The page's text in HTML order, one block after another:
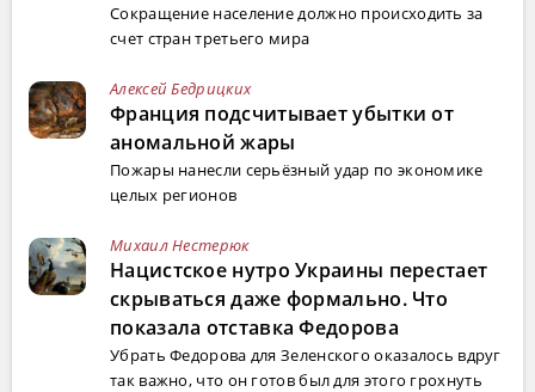
Сокращение население должно происходить за
счет стран третьего мира
Алексей Бедрицких
Франция подсчитывает убытки от
аномальной жары
Пожары нанесли серьёзный удар по экономике
целых регионов
Михаил Нестерюк
Нацистское нутро Украины перестает
скрываться даже формально. Что
показала отставка Федорова
Убрать Федорова для Зеленского оказалось вдруг
так важно, что он готов был для этого грохнуть